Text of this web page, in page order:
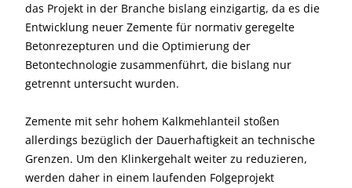
das Projekt in der Branche bislang einzigartig, da es die
Entwicklung neuer Zemente für normativ geregelte
Betonrezepturen und die Optimierung der
Betontechnologie zusammenführt, die bislang nur
getrennt untersucht wurden.
Zemente mit sehr hohem Kalkmehlanteil stoßen
allerdings bezüglich der Dauerhaftigkeit an technische
Grenzen. Um den Klinkergehalt weiter zu reduzieren,
werden daher in einem laufenden Folgeprojekt